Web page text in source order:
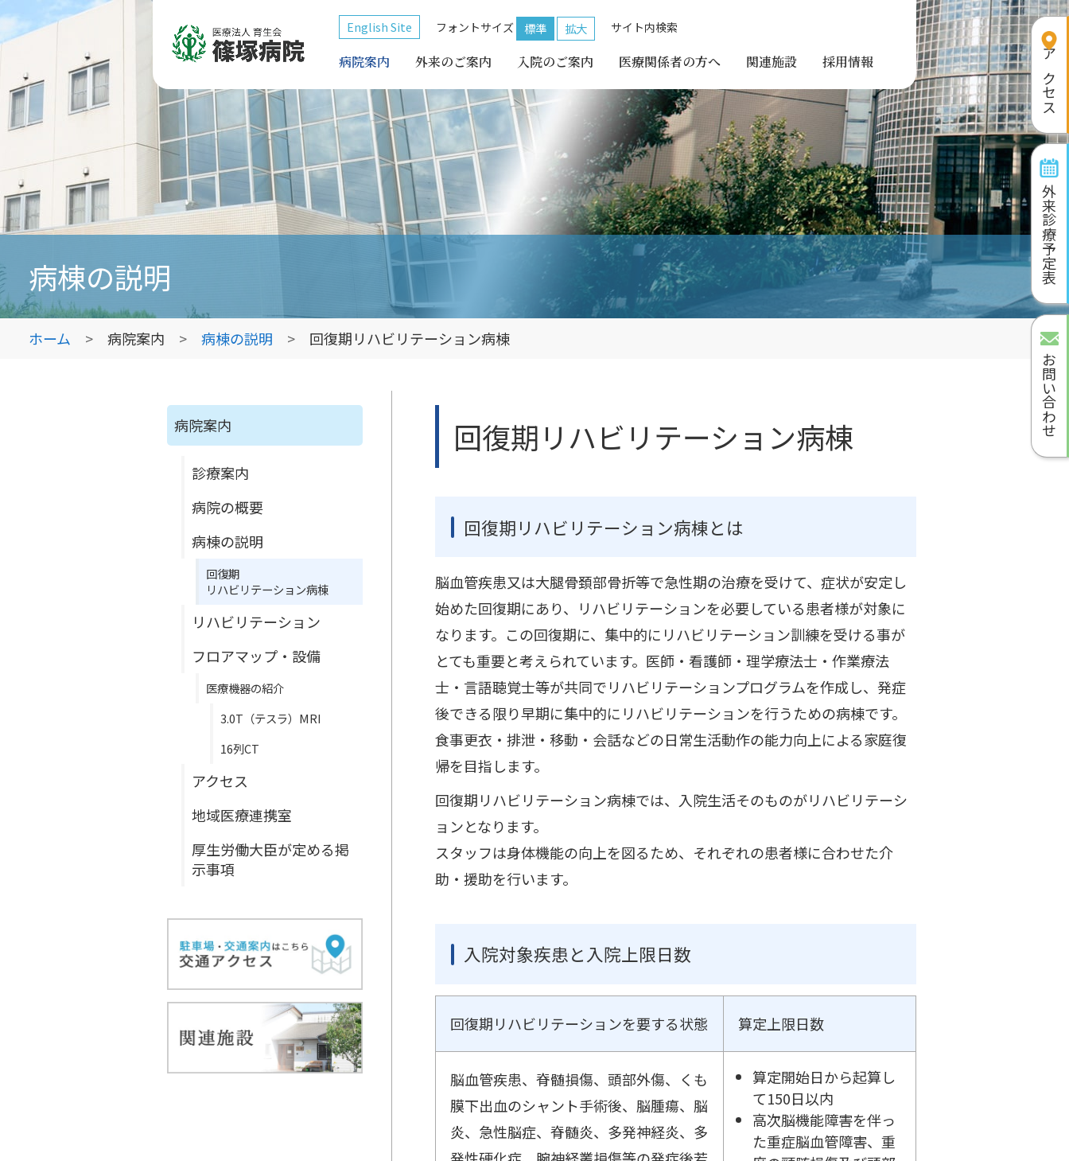
English Site フォントサイズ 標準 拡大 サイト内検索
病院案内 外来のご案内 入院のご案内 医療関係者の方へ 関連施設 採用情報
病棟の説明
ホーム 病院案内 病棟の説明 回復期リハビリテーション病棟
病院案内
診療案内
病院の概要
病棟の説明
回復期
リハビリテーション病棟
リハビリテーション
フロアマップ・設備
医療機器の紹介
3.0T（テスラ）MRI
16列CT
アクセス
地域医療連携室
厚生労働大臣が定める掲
示事項
回復期リハビリテーション病棟
回復期リハビリテーション病棟とは
脳血管疾患又は大腿骨頚部骨折等で急性期の治療を受けて、症状が安定し
始めた回復期にあり、リハビリテーションを必要している患者様が対象に
なります。この回復期に、集中的にリハビリテーション訓練を受ける事が
とても重要と考えられています。医師・看護師・理学療法士・作業療法
士・言語聴覚士等が共同でリハビリテーションプログラムを作成し、発症
後できる限り早期に集中的にリハビリテーションを行うための病棟です。
食事更衣・排泄・移動・会話などの日常生活動作の能力向上による家庭復
帰を目指します。
回復期リハビリテーション病棟では、入院生活そのものがリハビリテーシ
ョンとなります。
スタッフは身体機能の向上を図るため、それぞれの患者様に合わせた介
助・援助を行います。
入院対象疾患と入院上限日数
回復期リハビリテーションを要する状態 算定上限日数
脳血管疾患、脊髄損傷、頭部外傷、くも
膜下出血のシャント手術後、脳腫瘍、脳
炎、急性脳症、脊髄炎、多発神経炎、多
算定開始日から起算し
て150日以内
高次脳機能障害を伴っ
た重症脳血管障害、重
アクセス
外来診療予定表
お問い合わせ